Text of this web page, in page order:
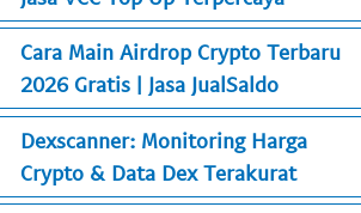
Cara Main Airdrop Crypto Terbaru
2026 Gratis | Jasa JualSaldo
Dexscanner: Monitoring Harga
Crypto & Data Dex Terakurat